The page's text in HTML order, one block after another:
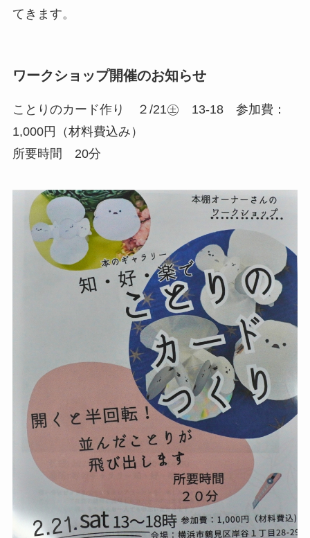
てきます。
ワークショップ開催のお知らせ
ことりのカード作り ２/21㊏ 13-18 参加費：
1,000円（材料費込み）
所要時間 20分